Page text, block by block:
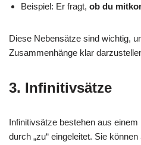
Beispiel: Er fragt, ob du
Diese Nebensätze sind wichtig,
Zusammenhänge klar
3. Infinitivsätze
Infinitivsätze bestehen aus
durch „zu“ eingeleitet. Sie